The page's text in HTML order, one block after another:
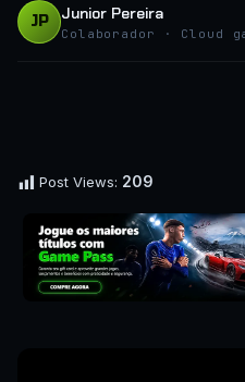
JP Junior Pereira
Colaborador · Cloud
Post Views: 209